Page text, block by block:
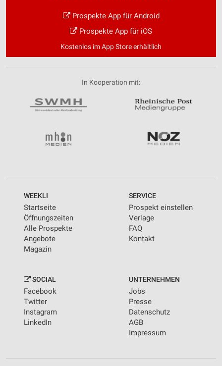
Prospekte App für Android
Prospekte App für iOS
Kostenlos im App Store erhältlich
In Kooperation mit:
WEEKLI
Startseite
Öffnungszeiten
Alle Prospekte
Angebote
Magazin
SERVICE
Prospekt einstellen
Verlage
FAQ
Kontakt
SOCIAL
Facebook
Twitter
Instagram
LinkedIn
UNTERNEHMEN
Jobs
Presse
Datenschutz
AGB
Impressum